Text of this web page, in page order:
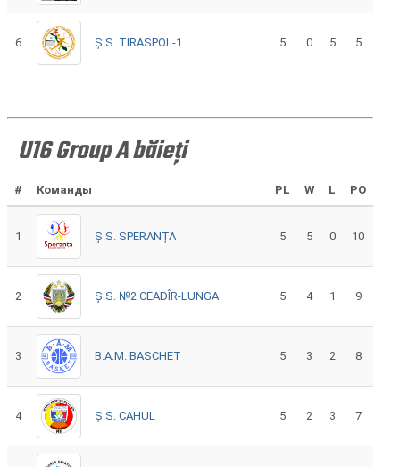
6 Ș.S. TIRASPOL-1 5 0 5 5
U16 Group A băieți
# Команды PL W L PO
1 Ș.S. SPERANȚA 5 5 0 10
2 Ș.S. №2 CEADÎR-LUNGA 5 4 1 9
3 B.A.M. BASCHET 5 3 2 8
4 Ș.S. CAHUL 5 2 3 7